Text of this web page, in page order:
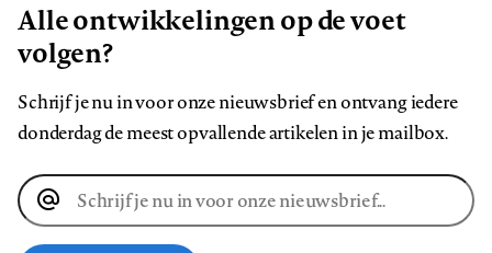
Alle ontwikkelingen op de voet
volgen?
Schrijf je nu in voor onze nieuwsbrief en ontvang iedere
donderdag de meest opvallende artikelen in je mailbox.
E-
mailadres